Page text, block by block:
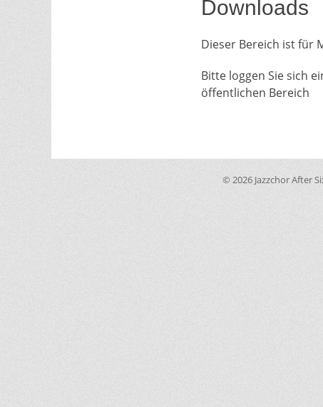
Downloads
Dieser Bereich ist für
Bitte loggen Sie sich
öffentlichen Bereich
© 2026 Jazzchor After